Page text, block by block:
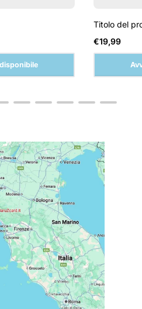
Titolo del
Prezzo
normale
€19,99